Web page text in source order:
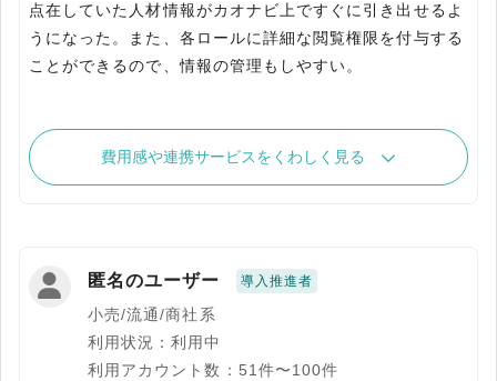
点在していた人材情報がカオナビ上ですぐに引き出せるよ
うになった。また、各ロールに詳細な閲覧権限を付与する
ことができるので、情報の管理もしやすい。
費用感や連携サービスをくわしく見る
匿名のユーザー 導入推進者
小売/流通/商社系
利用状況：利用中
利用アカウント数：51件〜100件